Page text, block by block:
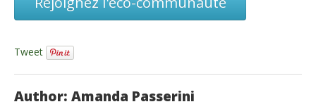
Tweet
Author: Amanda Passerini